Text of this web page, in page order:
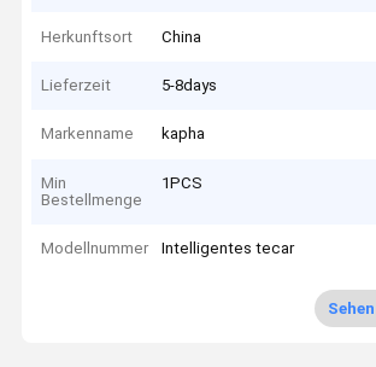
Herkunftsort China
Lieferzeit 5-8days
Markenname kapha
Min
Bestellmenge
1PCS
Modellnummer Intelligentes tecar